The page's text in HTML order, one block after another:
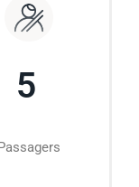
5
Passagers